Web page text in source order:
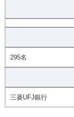
295名
三菱UFJ銀行